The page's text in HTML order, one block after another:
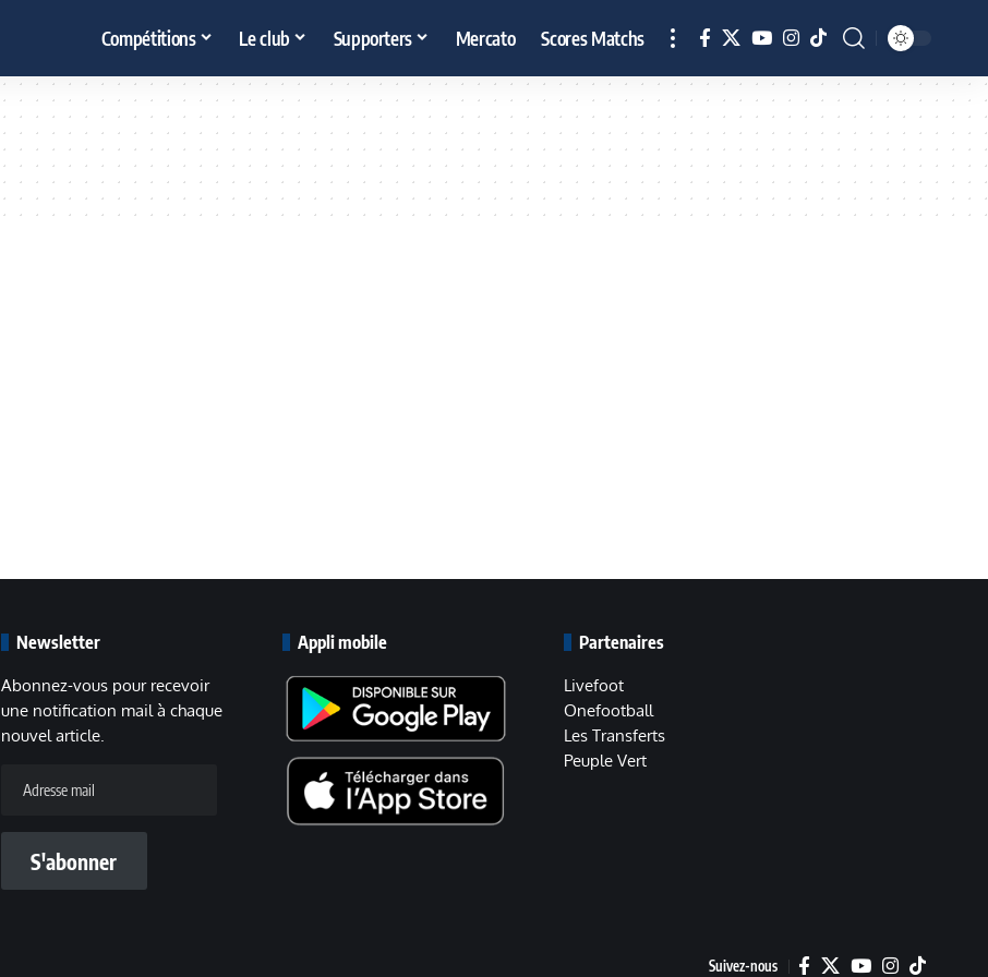
Compétitions Le club Supporters Mercato Scores Matchs
Newsletter
Abonnez-vous pour recevoir
une notification mail à chaque
nouvel article.
mail
S'abonner
Appli mobile Partenaires
Livefoot
Onefootball
Les Transferts
Peuple Vert
Suivez-nous